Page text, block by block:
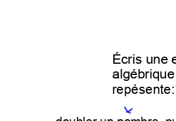
repésente: